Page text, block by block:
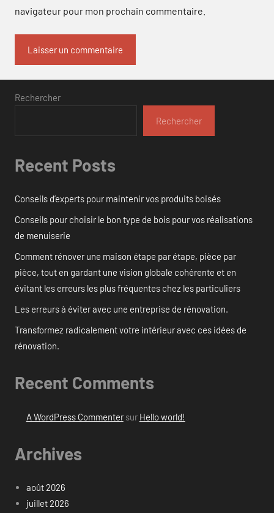
navigateur pour mon prochain commentaire.
Rechercher
Rechercher
Recent Posts
Conseils d’experts pour maintenir vos produits boisés
Conseils pour choisir le bon type de bois pour vos réalisations
de menuiserie
Comment rénover une maison étape par étape, pièce par
pièce, tout en gardant une vision globale cohérente et en
évitant les erreurs les plus fréquentes chez les particuliers
Les erreurs à éviter avec une entreprise de rénovation.
Transformez radicalement votre intérieur avec ces idées de
rénovation.
Recent Comments
A WordPress Commentersur Hello world!
Archives
août 2026
juillet 2026